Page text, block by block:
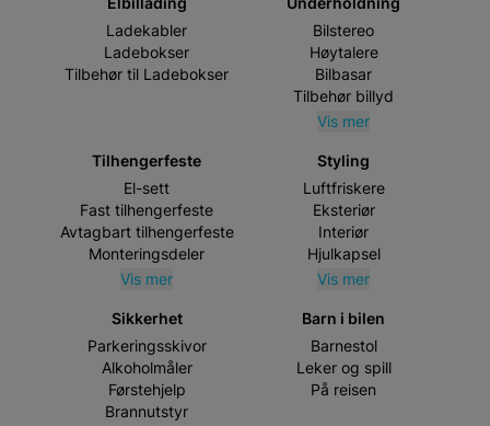
Ladekabler
Ladebokser
Tilbehør til Ladebokser
Bilstereo
Høytalere
Bilbasar
Tilbehør billyd
Vis mer
Tilhengerfeste
El-sett
Fast tilhengerfeste
Avtagbart tilhengerfeste
Monteringsdeler
Vis mer
Styling
Luftfriskere
Eksteriør
Interiør
Hjulkapsel
Vis mer
Sikkerhet
Parkeringsskivor
Alkoholmåler
Førstehjelp
Brannutstyr
Barn i bilen
Barnestol
Leker og spill
På reisen